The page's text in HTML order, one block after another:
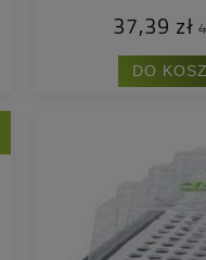
37,39 zł
DO